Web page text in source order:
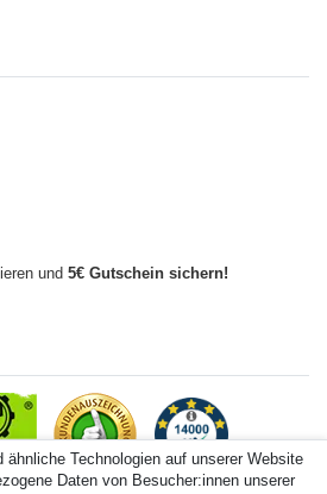
und 5€ Gutschein sichern!
ähnliche Technologien auf unserer Website
Daten von Besucher:innen unserer